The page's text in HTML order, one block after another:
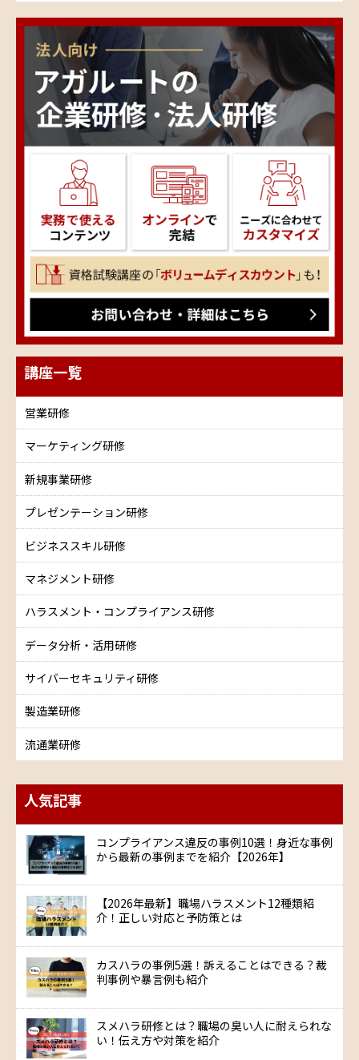
講座一覧
営業研修
マーケティング研修
新規事業研修
プレゼンテーション研修
ビジネススキル研修
マネジメント研修
ハラスメント・コンプライアンス研修
データ分析・活用研修
サイバーセキュリティ研修
製造業研修
流通業研修
人気記事
コンプライアンス違反の事例10選！身近な事例
から最新の事例までを紹介【2026年】
【2026年最新】職場ハラスメント12種類紹
介！正しい対応と予防策とは
カスハラの事例5選！訴えることはできる？裁
判事例や暴言例も紹介
スメハラ研修とは？職場の臭い人に耐えられな
い！伝え方や対策を紹介